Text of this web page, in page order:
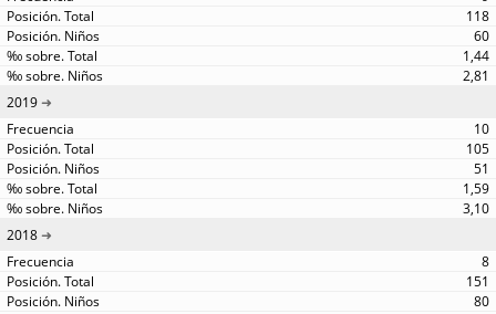
118
60
1,44
2,81
2019
10
105
51
1,59
3,10
2018
8
151
80